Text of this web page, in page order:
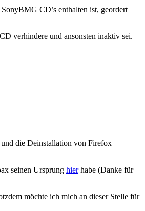
CD’s enthalten ist, geordert
verhindere und ansonsten inaktiv sei.
die Deinstallation von Firefox
seinen Ursprung hierhabe (Danke für
möchte ich mich an dieser Stelle für